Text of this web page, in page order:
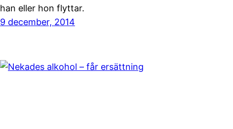
han eller hon flyttar.
9 december, 2014